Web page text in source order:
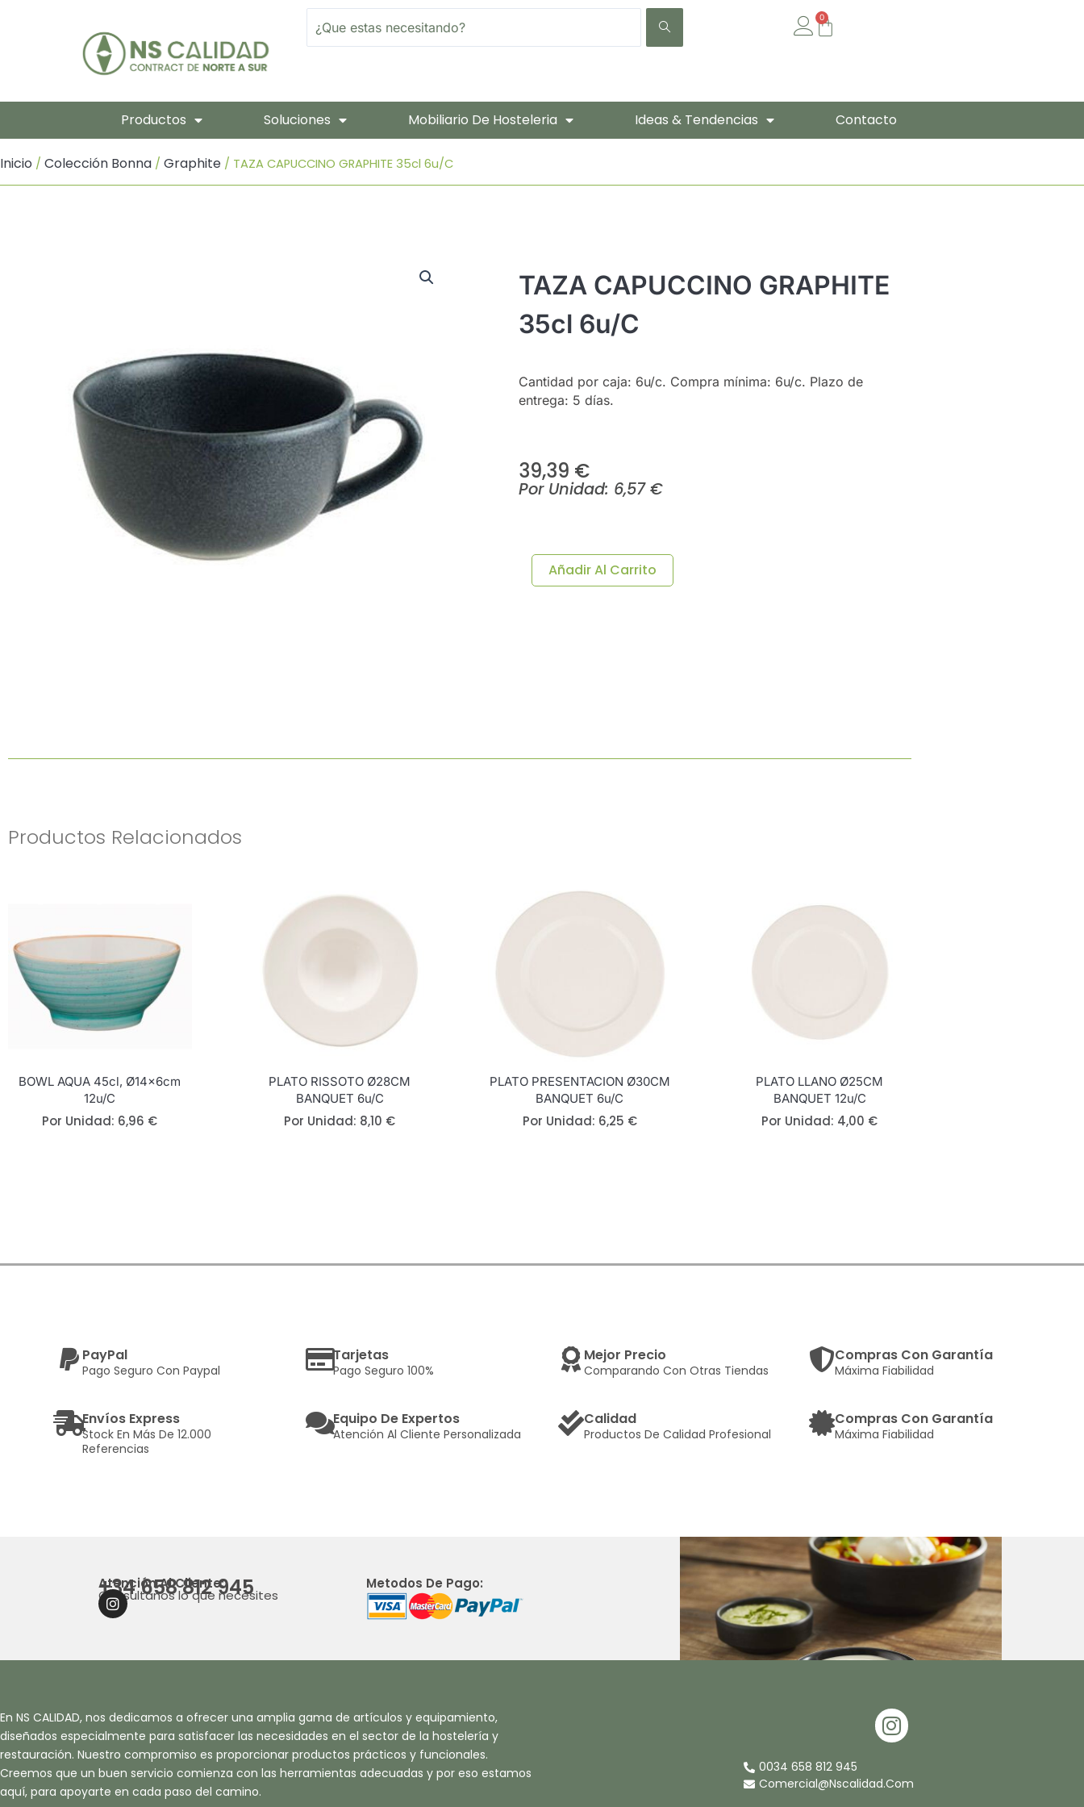
0
Cart
Productos Soluciones Mobiliario De Hosteleria Ideas & Tendencias Contacto
Inicio / Colección Bonna / Graphite / TAZA CAPUCCINO GRAPHITE 35cl 6u/c
TAZA CAPUCCINO GRAPHITE
35cl 6u/c
Cantidad por caja: 6u/c. Compra mínima: 6u/c. Plazo de
entrega: 5 días.
39,39 €
Por Unidad: 6,57€
GRAPHITE
Añadir Al Carrito
Productos Relacionados
BOWL AQUA 45cl, Ø14x6cm
12u/c
Por Unidad: 6,96 €
PLATO RISSOTO Ø28CM
BANQUET 6u/c
Por Unidad: 8,10 €
PLATO PRESENTACION Ø30CM
BANQUET 6u/c
Por Unidad: 6,25 €
PLATO LLANO Ø25CM
BANQUET 12u/c
Por Unidad: 4,00 €
PayPal
Pago Seguro Con Paypal
Tarjetas
Pago Seguro 100%
Mejor Precio
Comparando Con Otras Tiendas
Compras Con Garantía
Máxima Fiabilidad
Envíos Express
Stock En Más De 12.000
Referencias
Equipo De Expertos
Atención Al Cliente Personalizada
Calidad
Productos De Calidad Profesional
Compras Con Garantía
Máxima Fiabilidad
Atención Al Cliente:
+34 658 812 945
Consultanos lo que necesites
I
N
A
A
M
Metodos De Pago:
En NS CALIDAD, nos dedicamos a ofrecer una amplia gama de artículos y equipamiento,
diseñados especialmente para satisfacer las necesidades en el sector de la hostelería y
restauración. Nuestro compromiso es proporcionar productos prácticos y funcionales.
Creemos que un buen servicio comienza con las herramientas adecuadas y por eso estamos
aquí, para apoyarte en cada paso del camino.
I
N
T
0034 658 812 945
Comercial@nscalidad.com